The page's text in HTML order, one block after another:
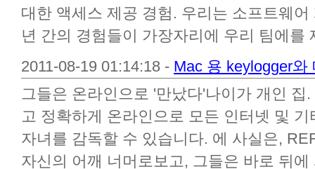
대한 액세스 제공 경험. 우리는 소프트웨
년 간의 경험들이 가장자리에 우리 팀에를
2011-08-19 01:14:18 - Mac 용 keylogger
그들은 온라인으로 '만났다'나이가 개인 집
고 정확하게 온라인으로 모든 인터넷 및
자녀를 감독할 수 있습니다. 에 사실은,
자신의 어깨 너머로보고, 그들은 바로 뒤